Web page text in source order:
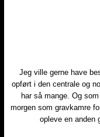
Jeg ville gerne have
opført i den centrale og
har så mange. Og
morgen som gravkamre
opleve en anden